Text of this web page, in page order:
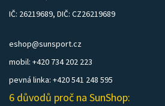
IČ: 26219689, DIČ: CZ26219689
eshop@sunsport.cz
mobil: +420 734 202 223
pevná linka: +420 541 248 595
6 důvodů proč na SunShop: